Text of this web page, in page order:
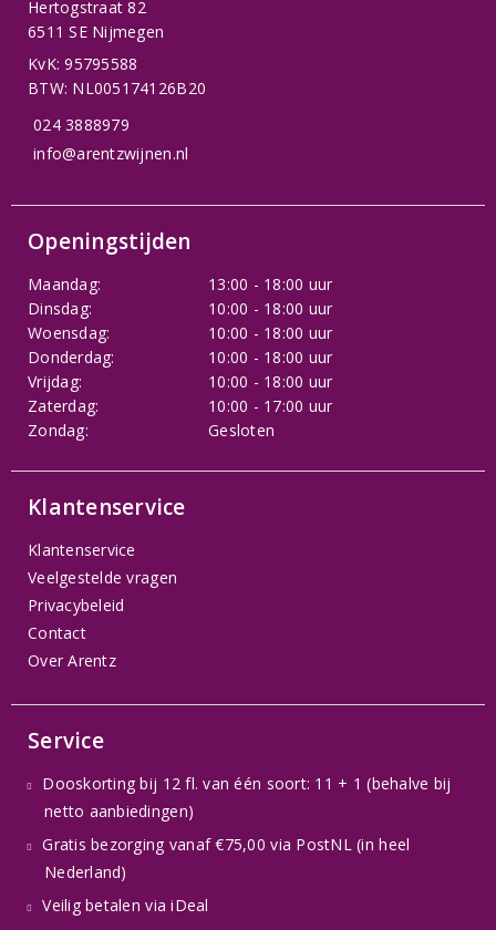
Hertogstraat 82
6511 SE Nijmegen
KvK: 95795588
BTW: NL005174126B20
024 3888979
info@arentzwijnen.nl
Openingstijden
Maandag:
13:00 - 18:00 uur
Dinsdag:
10:00 - 18:00 uur
Woensdag:
10:00 - 18:00 uur
Donderdag:
10:00 - 18:00 uur
Vrijdag:
10:00 - 18:00 uur
Zaterdag:
10:00 - 17:00 uur
Zondag:
Gesloten
Klantenservice
Klantenservice
Veelgestelde vragen
Privacybeleid
Contact
Over Arentz
Service
Dooskorting bij 12 fl. van één soort: 11 + 1 (behalve bij
netto aanbiedingen)
Gratis bezorging vanaf €75,00 via PostNL (in heel
Nederland)
Veilig betalen via iDeal